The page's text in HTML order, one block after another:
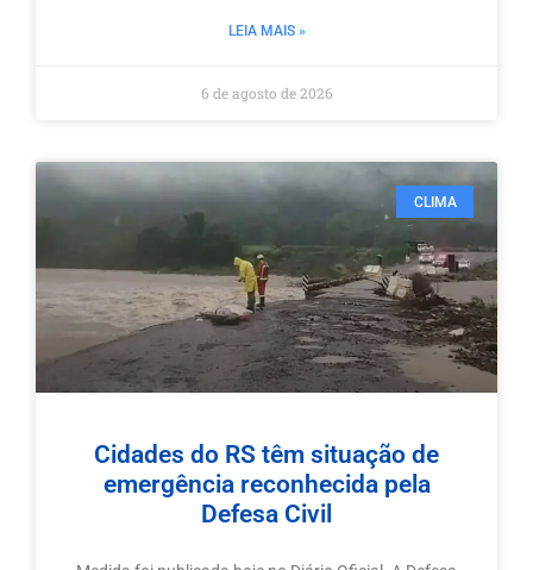
LEIA MAIS »
6 de agosto de 2026
CLIMA
Cidades do RS têm situação de
emergência reconhecida pela
Defesa Civil